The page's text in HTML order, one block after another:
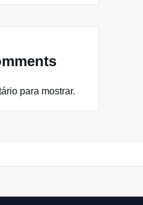
para mostrar.